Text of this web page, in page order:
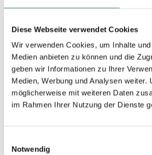
Diese Webseite verwendet Cookies
Wir verwenden Cookies, um Inhalte
Medien anbieten zu können und die
geben wir Informationen zu Ihrer
Medien, Werbung und Analysen
möglicherweise mit weiteren Daten
im Rahmen Ihrer Nutzung der Dienste
Notwendig